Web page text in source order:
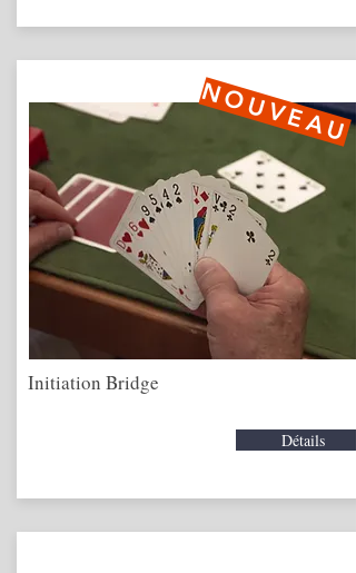
Initiation Bridge
Détails
NOUVEAU